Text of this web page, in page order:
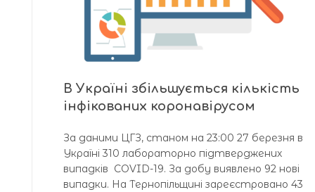
В Україні збільшується кількість
інфікованих коронавірусом
За даними ЦГЗ, станом на 23:00 27 березня в
Україні 310 лабораторно підтверджених
випадків COVID-19. За добу виявлено 92 нові
випадки. На Тернопільщині зареєстровано 43